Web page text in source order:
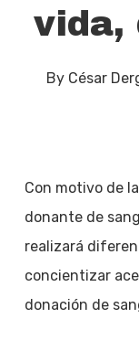
vida,
By César
Con motivo de
donante de
realizará
concientizar
donación de